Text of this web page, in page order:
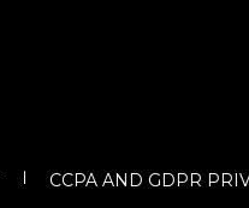
CCPA AND GDPR